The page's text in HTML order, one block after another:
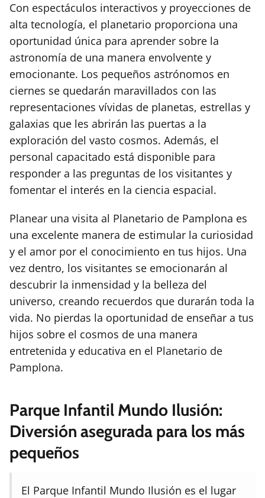
Con espectáculos interactivos y proyecciones de
alta tecnología, el planetario proporciona una
oportunidad única para aprender sobre la
astronomía de una manera envolvente y
emocionante. Los pequeños astrónomos en
ciernes se quedarán maravillados con las
representaciones vívidas de planetas, estrellas y
galaxias que les abrirán las puertas a la
exploración del vasto cosmos. Además, el
personal capacitado está disponible para
responder a las preguntas de los visitantes y
fomentar el interés en la ciencia espacial.
Planear una visita al Planetario de Pamplona es
una excelente manera de estimular la curiosidad
y el amor por el conocimiento en tus hijos. Una
vez dentro, los visitantes se emocionarán al
descubrir la inmensidad y la belleza del
universo, creando recuerdos que durarán toda la
vida. No pierdas la oportunidad de enseñar a tus
hijos sobre el cosmos de una manera
entretenida y educativa en el Planetario de
Pamplona.
Parque Infantil Mundo Ilusión:
Diversión asegurada para los más
pequeños
El Parque Infantil Mundo Ilusión es el lugar